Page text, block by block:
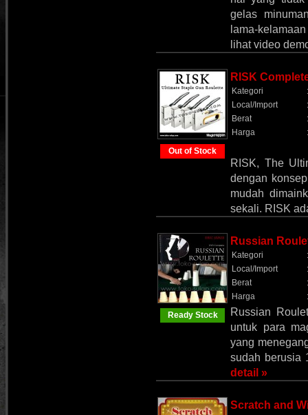
gelas
lama-
lihat video
Out of Stock
RISK
Kategori
:
Local/Import
:
Berat
:
Harga
:
RISK, The
dengan
mudah
sekali. RISK
Ready Stock
Russian
Kategori
:
Local/Import
:
Berat
:
Harga
:
Russian
untuk para
yang
sudah berusia
detail »
Scratch and